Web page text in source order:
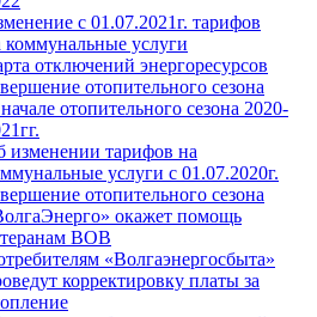
с 01.07.2021г. тарифов
коммунальные услуги
отключений энергоресурсов
отопительного сезона
отопительного сезона 2020-
изменении тарифов на
услуги с 01.07.2020г.
отопительного сезона
окажет помощь
ВОВ
«Волгаэнергосбыта»
корректировку платы за